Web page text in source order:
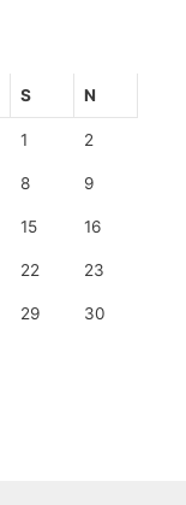
S N
1 2
8 9
15 16
22 23
29 30